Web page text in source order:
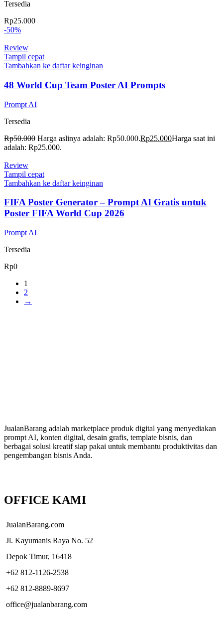
Tersedia
Rp25.000
-50%
Review
Tampil cepat
Tambahkan ke daftar keinginan
48 World Cup Team Poster AI Prompts
Prompt AI
Tersedia
Rp50.000 Harga aslinya adalah: Rp50.000.Rp25.000Harga saat ini
adalah: Rp25.000.
Review
Tampil cepat
Tambahkan ke daftar keinginan
FIFA Poster Generator – Prompt AI Gratis untuk
Poster FIFA World Cup 2026
Prompt AI
Tersedia
Rp0
1
2
→
JualanBarang adalah marketplace produk digital yang menyediakan
prompt AI, konten digital, desain grafis, template bisnis, dan
berbagai solusi kreatif siap pakai untuk membantu produktivitas dan
pengembangan bisnis Anda.
OFFICE KAMI
JualanBarang.com
Jl. Kayumanis Raya No. 52
Depok Timur, 16418
+62 812-1126-2538
+62 812-8889-8697
office@jualanbarang.com